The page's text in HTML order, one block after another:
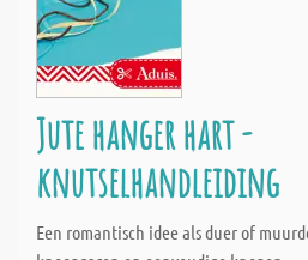
Jute hanger hart -
knutselhandleiding
Een romantisch idee als duer of